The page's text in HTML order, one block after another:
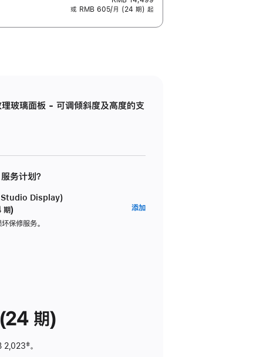
或 RMB 605/月 (24 期) 起
璃面板 - 可调倾斜度及高度的支
务计划？
Studio Display)
期)
保修服务。
添加
期)
2,023脚
‡。